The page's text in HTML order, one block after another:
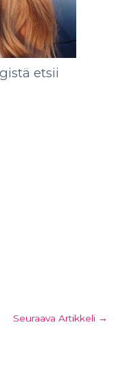
etsii
Seuraava Artikkeli →